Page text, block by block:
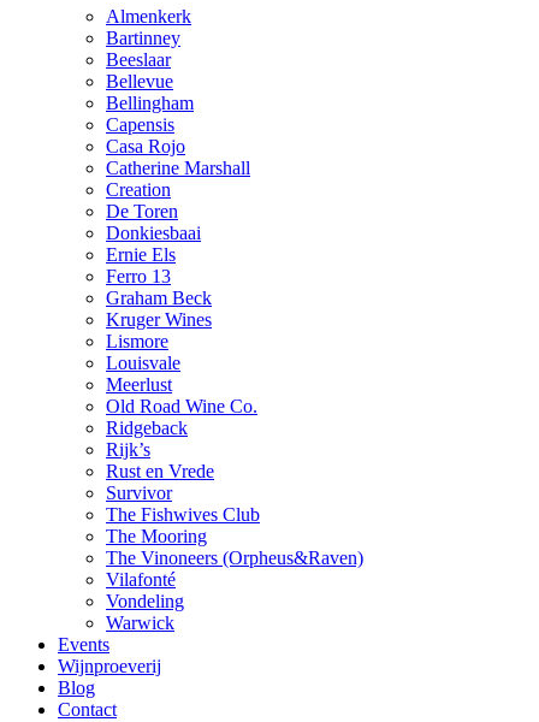
Almenkerk
Bartinney
Beeslaar
Bellevue
Bellingham
Capensis
Casa Rojo
Catherine Marshall
Creation
De Toren
Donkiesbaai
Ernie Els
Ferro 13
Graham Beck
Kruger Wines
Lismore
Louisvale
Meerlust
Old Road Wine Co.
Ridgeback
Rijk’s
Rust en Vrede
Survivor
The Fishwives Club
The Mooring
The Vinoneers (Orpheus&Raven)
Vilafonté
Vondeling
Warwick
Events
Wijnproeverij
Blog
Contact